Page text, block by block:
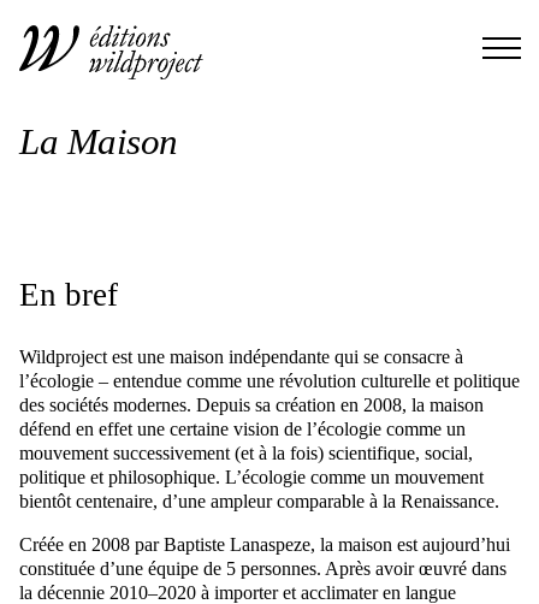
La Maison
En bref
Wildproject est une maison indépendante qui se consacre à
l’écologie – entendue comme une révolution culturelle et politique
des sociétés modernes. Depuis sa création en 2008, la maison
défend en effet une certaine vision de l’écologie comme un
mouvement successivement (et à la fois) scientifique, social,
politique et philosophique. L’écologie comme un mouvement
bientôt centenaire, d’une ampleur comparable à la Renaissance.
Créée en 2008 par Baptiste Lanaspeze, la maison est aujourd’hui
constituée d’une équipe de 5 personnes. Après avoir œuvré dans
la décennie 2010–2020 à importer et acclimater en langue